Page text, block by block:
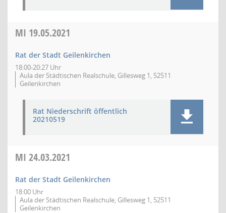
MI 19.05.2021
Rat der Stadt Geilenkirchen
18:00-20:27 Uhr
Aula der Städtischen Realschule, Gillesweg 1, 52511
Geilenkirchen
Rat Niederschrift öffentlich
20210519
MI 24.03.2021
Rat der Stadt Geilenkirchen
18:00 Uhr
Aula der Städtischen Realschule, Gillesweg 1, 52511
Geilenkirchen